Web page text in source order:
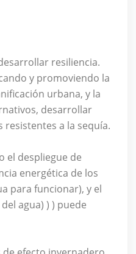
resiliencia.
y promoviendo la
urbana, y la
desarrollar
a la sequía.
el despliegue de
energética de los
para funcionar), y el
agua) ) ) puede